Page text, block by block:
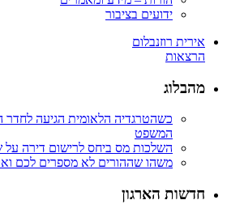
ידועים בציבור
אירית רוזנבלום
הרצאות
מהבלוג
כשהטרגדיה הלאומית הגיעה
המשפט
השלכות מס ביחס לרישום דירה על
משהו שההורים לא מספרים לכם
חדשות הארגון